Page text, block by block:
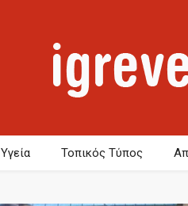
Υγεία Τοπικός Τύπος